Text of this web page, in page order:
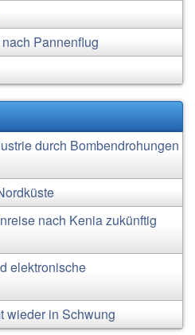
Pannenflug
durch Bombendrohungen
nach Kenia zukünftig
elektronische
wieder in Schwung